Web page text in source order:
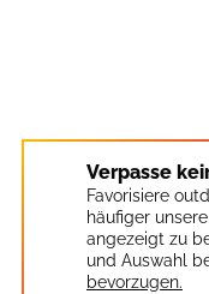
Verpasse
Favorisiere
häufiger
angezeigt zu
und Auswahl
bevorzugen.